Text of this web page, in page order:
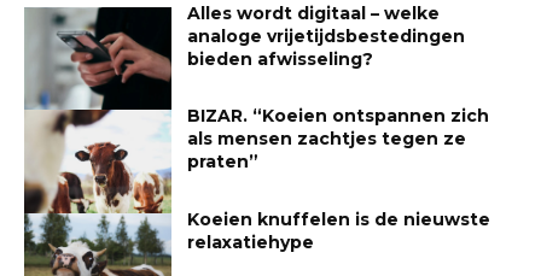
Alles wordt digitaal – welke
analoge vrijetijdsbestedingen
bieden afwisseling?
BIZAR. “Koeien ontspannen zich
als mensen zachtjes tegen ze
praten”
Koeien knuffelen is de nieuwste
relaxatiehype